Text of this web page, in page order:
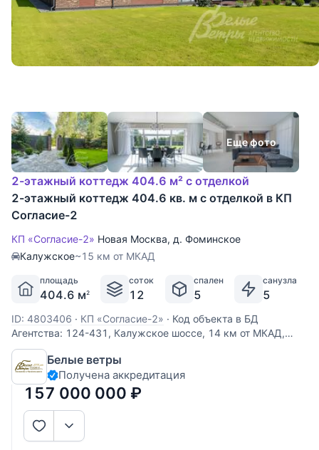
Еще фото
2-этажный коттедж 404.6 м² с отделкой
2-этажный коттедж 404.6 кв. м с отделкой в КП
Согласие-2
КП «Согласие-2» Новая Москва, д. Фоминское
Калужское~15 км от МКАД
площадь
404.6 м2
соток
12
спален
5
санузла
5
ID: 4803406 · КП «Согласие-2» · Код объекта в БД
Агентства: 124-431, Калужское шоссе, 14 км от МКАД,
Согласие-2 КП (Фоминское). Меблированный дом с
привлекательной современной архитектурой в стилистике
Ф. Л. Райта, построен из дорогостоящих надёжных
материалов,
Белые ветры
Получена аккредитация
157 000 000 ₽